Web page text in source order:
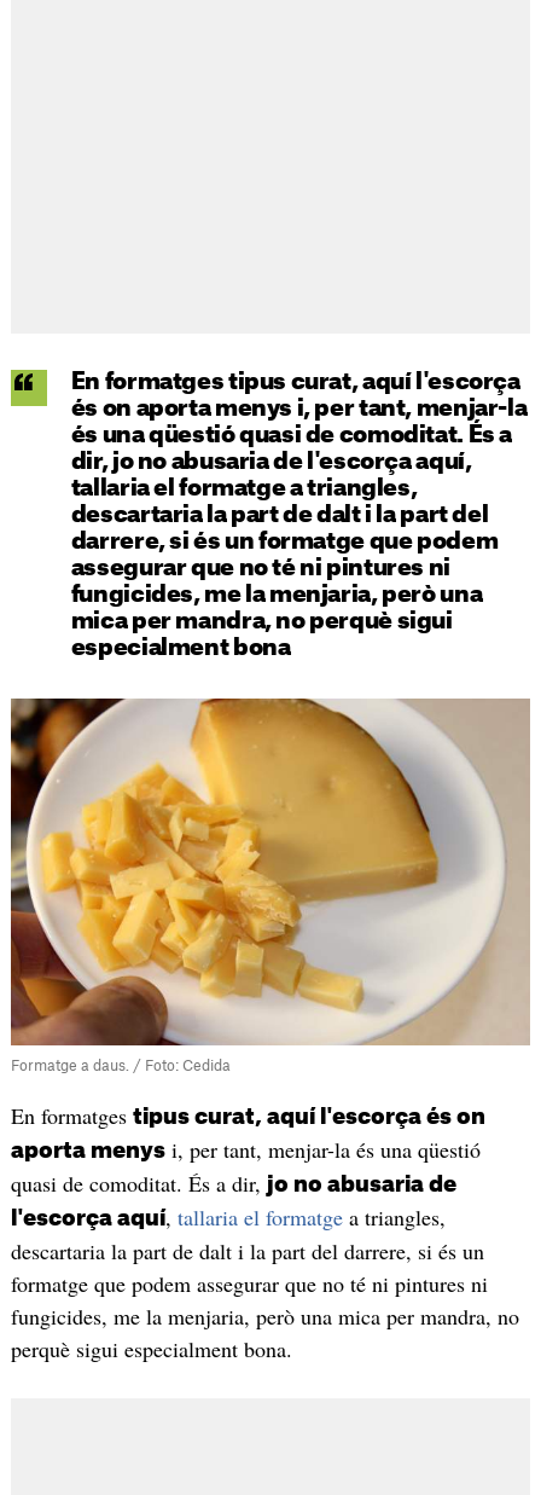
En formatges tipus curat, aquí l'escorça
és on aporta menys i, per tant, menjar-la
és una qüestió quasi de comoditat. És a
dir, jo no abusaria de l'escorça aquí,
tallaria el formatge a triangles,
descartaria la part de dalt i la part del
darrere, si és un formatge que podem
assegurar que no té ni pintures ni
fungicides, me la menjaria, però una
mica per mandra, no perquè sigui
especialment bona
Formatge a daus. / Foto: Cedida
En formatges tipus curat, aquí l'escorça és on
aporta menysi, per tant, menjar-la és una qüestió
quasi de comoditat. És a dir, jo no abusaria de
l'escorça aquí, tallaria el formatgea triangles,
descartaria la part de dalt i la part del darrere, si és un
formatge que podem assegurar que no té ni pintures ni
fungicides, me la menjaria, però una mica per mandra, no
perquè sigui especialment bona.